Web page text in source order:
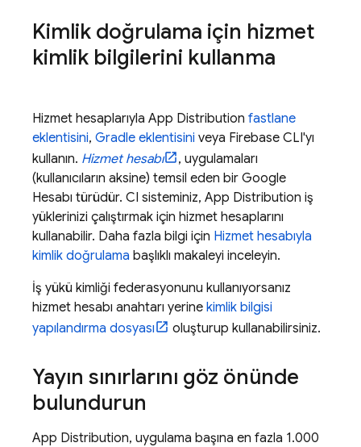
Kimlik doğrulama için hizmet
kimlik bilgilerini kullanma
Hizmet hesaplarıyla App Distribution fastlane
eklentisini, Gradle eklentisini veya Firebase CLI'yı
kullanın. Hizmet hesabı
, uygulamaları
(kullanıcıların aksine) temsil eden bir Google
Hesabı türüdür. CI sisteminiz, App Distribution iş
yüklerinizi çalıştırmak için hizmet hesaplarını
kullanabilir. Daha fazla bilgi için Hizmet hesabıyla
kimlik doğrulama başlıklı makaleyi inceleyin.
İş yükü kimliği federasyonunu kullanıyorsanız
hizmet hesabı anahtarı yerine kimlik bilgisi
yapılandırma dosyası
oluşturup kullanabilirsiniz.
Yayın sınırlarını göz önünde
bulundurun
App Distribution, uygulama başına en fazla 1.000